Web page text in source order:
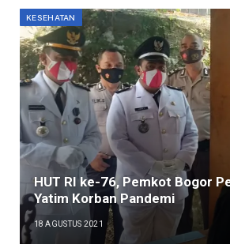
KESEHATAN
HUT RI ke-76, Pemkot Bogor
Yatim Korban Pandemi
18 AGUSTUS 2021